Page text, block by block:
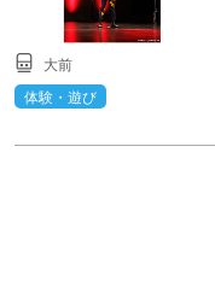
大前
体験・遊び